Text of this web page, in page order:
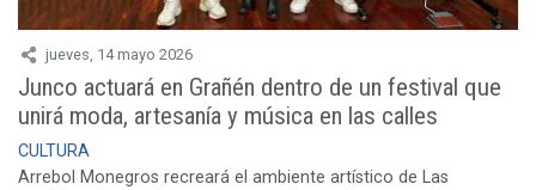
jueves, 14 mayo 2026
Junco actuará en Grañén dentro de un festival que
unirá moda, artesanía y música en las calles
CULTURA
Arrebol Monegros recreará el ambiente artístico de Las